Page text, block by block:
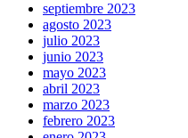
septiembre 2023
agosto 2023
julio 2023
junio 2023
mayo 2023
abril 2023
marzo 2023
febrero 2023